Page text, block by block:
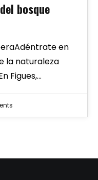
bosque
en
la naturaleza
Figues,…